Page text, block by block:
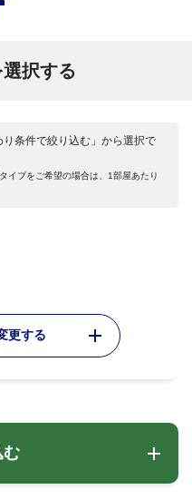
択する
り条件で絞り込む」から選択で
イプをご希望の場合は、1部屋あたり
更する
む